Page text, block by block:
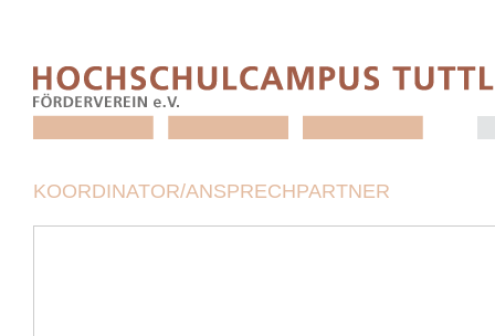
KOORDINATOR/ANSPRECHPARTNER